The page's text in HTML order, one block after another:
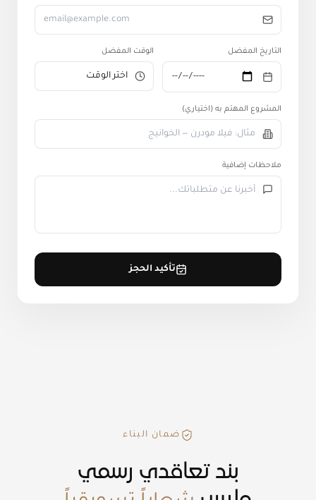
التاريخ المفضل الوقت المفضل
المشروع المهتم به (اختياري)
ملاحظات إضافية
تأكيد الحجز
ضمان البناء
بند تعاقدي رسمي